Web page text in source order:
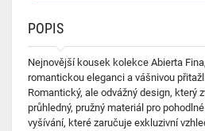
POPIS
Nejnovější kousek kolekce Abierta
romantickou eleganci a vášnivou
Romantický, ale odvážný design, který
průhledný, pružný materiál pro
vyšívání, které zaručuje exkluzivní